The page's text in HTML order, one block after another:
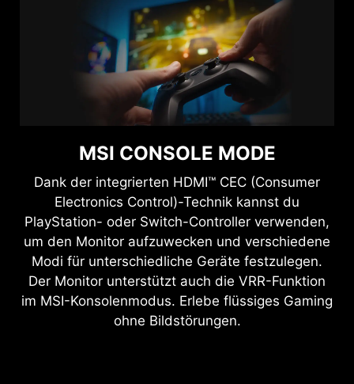
MSI CONSOLE MODE
Dank der integrierten HDMI™ CEC (Consumer
Electronics Control)-Technik kannst du
PlayStation- oder Switch-Controller verwenden,
um den Monitor aufzuwecken und verschiedene
Modi für unterschiedliche Geräte festzulegen.
Der Monitor unterstützt auch die VRR-Funktion
im MSI-Konsolenmodus. Erlebe flüssiges Gaming
ohne Bildstörungen.